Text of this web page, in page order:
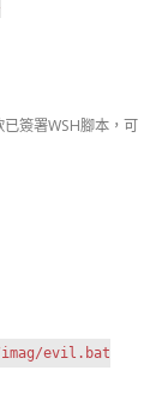
簽署WSH腳本，可
evil.bat